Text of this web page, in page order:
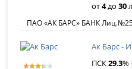
от4до30
ПАО «АК БАРС» БАНК
Ак Барс -
ПСК29.3%